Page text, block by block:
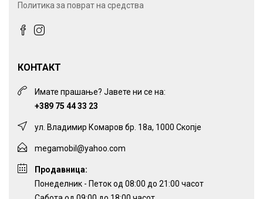
Политика за поврат на средства
КОНТАКТ
Имате прашање? Јавете ни се на:
+389 75 44 33 23
ул. Владимир Комаров бр. 18а, 1000 Скопје
megamobil@yahoo.com
Продавница:
Понеделник - Петок од 08:00 до 21:00 часот